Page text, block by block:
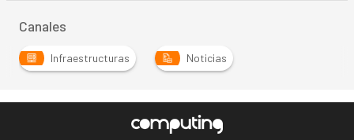
Canales
Infraestructuras Noticias